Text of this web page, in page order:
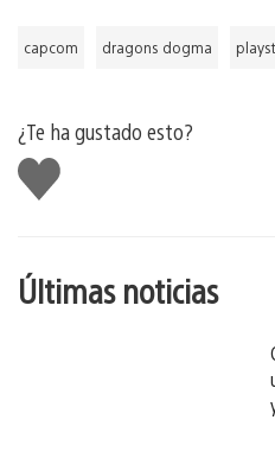
capcom dragons dogma
¿Te ha gustado esto?
Me
gusta
esto
Últimas noticias